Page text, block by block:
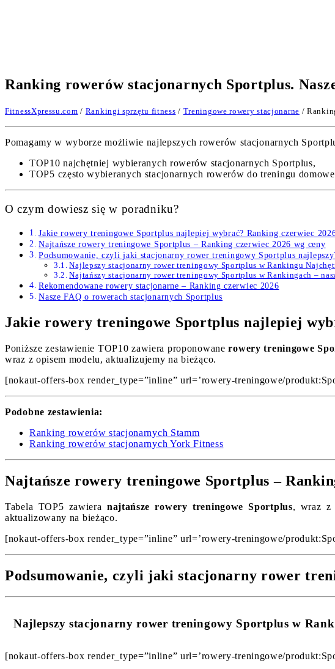
Ranking rowerów stacjonarnych Sportplus.
FitnessXpressu.com / Rankingi sprzętu fitness / Treningowe rowery stacjonarne /
Pomagamy w wyborze możliwie najlepszych rowerów stacjonarnych
TOP10 najchętniej wybieranych rowerów stacjonarnych Sportplus,
TOP5 często wybieranych stacjonarnych rowerów do treningu
O czym dowiesz się w poradniku?
Jakie rowery treningowe Sportplus najlepiej wybrać? Ranking czerwiec
Najtańsze rowery treningowe Sportplus – Ranking czerwiec 2026 wg ceny
Podsumowanie, czyli jaki stacjonarny rower treningowy Sportplus
Najlepszy stacjonarny rower treningowy Sportplus w Rankingu
Najtańszy stacjonarny rower treningowy Sportplus w Rankingach –
Rekomendowane rowery stacjonarne – Ranking czerwiec 2026
Nasze FAQ o rowerach stacjonarnych Sportplus
Jakie rowery treningowe Sportplus najlepiej
Poniższe zestawienie TOP10 zawiera proponowanerowery treningowe
wraz z opisem modelu, aktualizujemy na bieżąco.
[nokaut-offers-box render_type=”inline” url=’rowery-treningowe/
Podobne zestawienia:
Ranking rowerów stacjonarnych Stamm
Ranking rowerów stacjonarnych York Fitness
Najtańsze rowery treningowe Sportplus –
Tabela TOP5 zawiera najtańsze rowery treningowe Sportplus, wraz z
aktualizowany na bieżąco.
[nokaut-offers-box render_type=”inline” url=’rowery-treningowe/
Podsumowanie, czyli jaki stacjonarny rower
Najlepszy stacjonarny rower treningowy Sportplus w
[nokaut-offers-box render_type=”inline” url=’rowery-treningowe/